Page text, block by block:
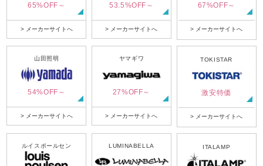
65%OFF～
> メーカーサイトへ
53.5%OFF～
> メーカーサイトへ
67%OFF～
> メーカーサイトへ
山田照明
54%OFF～
> メーカーサイトへ
ヤマギワ
27%OFF～
> メーカーサイトへ
TOKISTAR
激安特価
> メーカーサイトへ
ルイスポールセン LUMINABELLA ITALAMP